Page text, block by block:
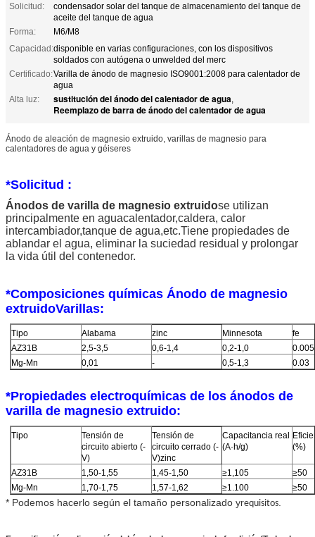
Solicitud:
condensador solar del tanque de almacenamiento del tanque de
aceite del tanque de agua
Forma:
M6/M8
Capacidad:disponible en varias configuraciones, con los dispositivos
soldados con autógena o unwelded del merc
Certificado:Varilla de ánodo de magnesio ISO9001:2008 para calentador de
agua
Alta luz:
sustitución del ánodo del calentador de agua,
Reemplazo de barra de ánodo del calentador de agua
Ánodo de aleación de magnesio extruido, varillas de magnesio para
calentadores de agua y géiseres
*Solicitud :
Ánodos de varilla de magnesio extruidose utilizan
principalmente en aguacalentador,caldera, calor
intercambiador,tanque de agua,etc.Tiene propiedades de
ablandar el agua, eliminar la suciedad residual y prolongar
la vida útil del contenedor.
*Composiciones químicas Ánodo de magnesio
extruidoVarillas:
Tipo Alabama zinc Minnesota
fe
AZ31B
2,5-3,5 0,6-1,4 0,2-1,0
0.005
Mg-Mn
0,01 - 0,5-1,3 0.03
*Propiedades electroquímicas de los ánodos de
varilla de magnesio extruido:
Tipo
Tensión de
circuito abierto (-
V)
Tensión de
circuito cerrado (-
V)zinc
Capacitancia real
(A·h/g)
(%)
AZ31B 1,50-1,55 1,45-1,50 ≥1,105
≥50
Mg-Mn
1,70-1,75 1,57-1,62 ≥1.100 ≥50
* Podemos hacerlo según el tamaño personalizado yrequisitos